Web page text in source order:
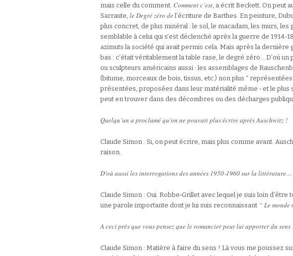
mais celle du comment. Comment c’est, a écrit Beckett. On peut
Sarraute, le Degrézéro de l’écriture de Barthes. En peinture,
plus concret, de plus minéral : le sol, le macadam, les murs,
semblable à celui qui s’est déclenché après la guerre de 1914-
azimuts la société qui avait permis cela. Mais après la
bas : c’était véritablement la table rase, le degré zéro… D’où
ou sculpteurs américains aussi : les assemblages de
(bitume, morceaux de bois, tissus, etc.) non plus “
présentées, proposées dans leur matérialité même ‑ et le plus
peut en trouver dans des décombres ou des décharges
Quelqu’un a proclamé qu’on ne pouvait plus écrire après Auschwitz !
Claude Simon : Si, on peut écrire, mais plus comme avant.
raison.
D’où aussi les interrogations des années 1950‑1960 sur la littérature…
Claude Simon : Oui. Robbe‑Grillet avec lequel je suis loin
une parole importante dont je lui suis reconnaissant “ Le
A ceci près que vous pensez que le romancier peut lui apporter du sens
Claude Simon : Matière à faire du sens ! Là vous me poussez